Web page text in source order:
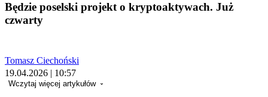
Będzie poselski projekt o kryptoaktywach. Już
czwarty
Tomasz Ciechoński
19.04.2026 | 10:57
Wczytaj więcej artykułów